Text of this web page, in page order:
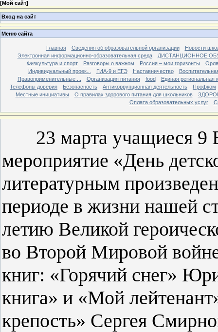
[Мой сайт]
Вход на сайт
Меню сайта
Главная Сведения об образовательной организации
Новости
Электронная информационно-образовательная среда
ДИСТАНЦИОННОЕ
Физкультура и спорт
Разговоры о важном Россия – мои горизонты
Индивидуальный проек...
ГИА-9 и ЕГЭ Наставничество
Правоприменительные ...
Организация питания food
Единая региональная
Телефоны доверия
Безопасность Антикоррупционная деятельность
Профком
Местные инициативы
О правилах здорового питания для школьников
Оплата образовательных услуг
23 марта учащиеся 9
мероприятие «День
литературным
периоде в жизни нашей
летию Великой
во Второй Мировой
книг: «Горячий снег»
книга» и «Мой
крепость» Сергея